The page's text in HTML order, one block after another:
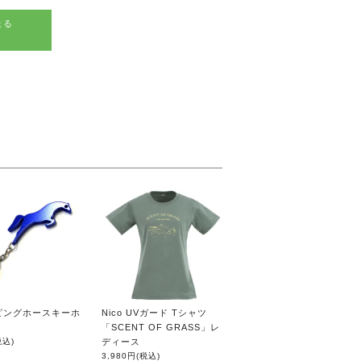
ングホースキーホ
込)
Nico UVガード Tシャツ
「SCENT OF GRASS」レ
ディース
3,980円(税込)